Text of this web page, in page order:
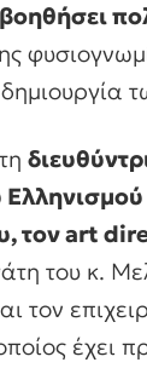
τον art
του κ.
τον
έχει